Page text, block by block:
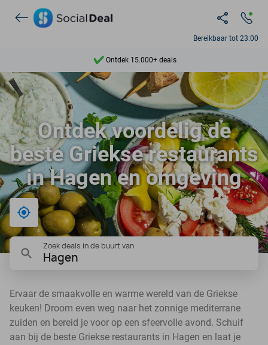
Bereikbaar tot 23:00
Ontdek 15.000+ deals
7 dagen per week beschikbaar
10+ miljoen leden
9,4
Ontdek 15.000+ deals
Ontdek voordelig de
beste Griekse restaurants
in Hagen en omgeving
Bij mij in de buurt
Zoek deals in de buurt van
Hagen
Ervaar de smaakvolle en warme wereld van de Griekse
keuken! Droom even weg naar het zonnige mediterrane
zuiden en bereid je voor op een sfeervolle avond. Schuif
aan bij de beste Griekse restaurants in Hagen en laat je